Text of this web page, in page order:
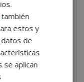
de IA para
de datos y
optimización de
también
estos y
de
se aplican